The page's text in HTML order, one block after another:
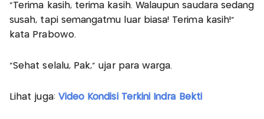
“Terima kasih, terima kasih. Walaupun saudara sedang
susah, tapi semangatmu luar biasa! Terima kasih!”
kata Prabowo.
“Sehat selalu, Pak,” ujar para warga.
Lihat juga: Video Kondisi Terkini Indra Bekti